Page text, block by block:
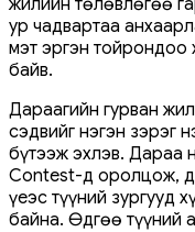
ур чадвартаа
мэт эргэн тойрондоо
байв.
Дараагийн гурван
сэдвийг нэгэн зэрэг
бүтээж эхлэв. Дараа
Contest-д оролцож,
үеэс түүний зургууд
байна. Өдгөө түүний